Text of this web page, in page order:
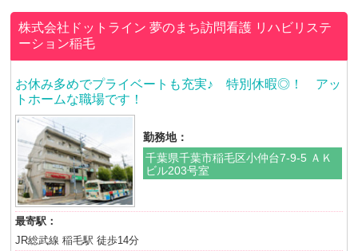
株式会社ドットライン夢のまち訪問看護 リハビリステ
ーション稲毛
お休み多めでプライベートも充実♪ 特別休暇◎！ アッ
トホームな職場です！
勤務地：
千葉県千葉市稲毛区小仲台7-9-5 ＡＫ
ビル203号室
最寄駅：
JR総武線 稲毛駅 徒歩14分